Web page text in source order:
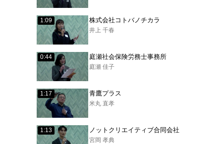
1:09 株式会社コトバノチカラ
井上 千春
0:44 庭瀬社会保険労務士事務所
庭瀬 佳子
1:17 青鷹プラス
米丸 直孝
1:13 ノットクリエイティブ合同会社
宮岡 孝典